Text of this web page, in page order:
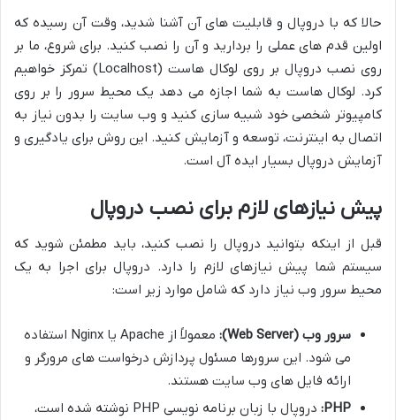
حالا که با دروپال و قابلیت های آن آشنا شدید، وقت آن رسیده که
اولین قدم های عملی را بردارید و آن را نصب کنید. برای شروع، ما بر
روی نصب دروپال بر روی لوکال هاست (Localhost) تمرکز خواهیم
کرد. لوکال هاست به شما اجازه می دهد یک محیط سرور را بر روی
کامپیوتر شخصی خود شبیه سازی کنید و وب سایت را بدون نیاز به
اتصال به اینترنت، توسعه و آزمایش کنید. این روش برای یادگیری و
آزمایش دروپال بسیار ایده آل است.
پیش نیازهای لازم برای نصب دروپال
قبل از اینکه بتوانید دروپال را نصب کنید، باید مطمئن شوید که
سیستم شما پیش نیازهای لازم را دارد. دروپال برای اجرا به یک
محیط سرور وب نیاز دارد که شامل موارد زیر است:
سرور وب (Web Server):
معمولاً از Apache یا Nginx استفاده
می شود. این سرورها مسئول پردازش درخواست های مرورگر و
ارائه فایل های وب سایت هستند.
PHP:
دروپال با زبان برنامه نویسی PHP نوشته شده است،